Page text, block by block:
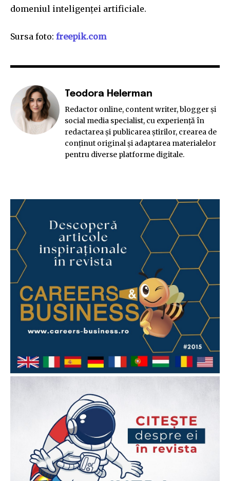
domeniul inteligenței artificiale.
Sursa foto: freepik.com
Teodora Helerman
Redactor online, content writer, blogger și
social media specialist, cu experiență în
redactarea și publicarea știrilor, crearea de
conținut original și adaptarea materialelor
pentru diverse platforme digitale.